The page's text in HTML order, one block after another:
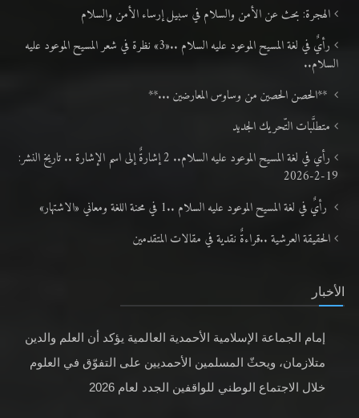
الهجرة: بحث عن الأمن والسلام في سبيل إرساء الأمن والسلام
رأيٌ في لغة المسيح الموعود عليه السلام ..«3» نظرة في شعر المسيح الموعود عليه
السلام..
**الحصن الحصين من وساوس المعارضين ...**
متطلَّبات التّحريك الجديد
رأي في لغة المسيح الموعود عليه السلام.. 2 إشارةٌ إلى اسم الإشارة .. تاريخ النشر:
19-2-2026
رأيٌ في لغة المسيح الموعود عليه السلام ..1 في محنة اللغة ومعاني «الاشتهار»
الحقيقة العرشية ..قراءةٌ نقدية في مقالات المتقدمين
الأخبار
إمام الجماعة الإسلامية الأحمدية العالمية يؤكد أن العلم والدين
متلازمان، ويحثّ المسلمين الأحمديين على التفوّق في العلوم
خلال الاجتماع الوطني للواقفين الجدد لعام 2026